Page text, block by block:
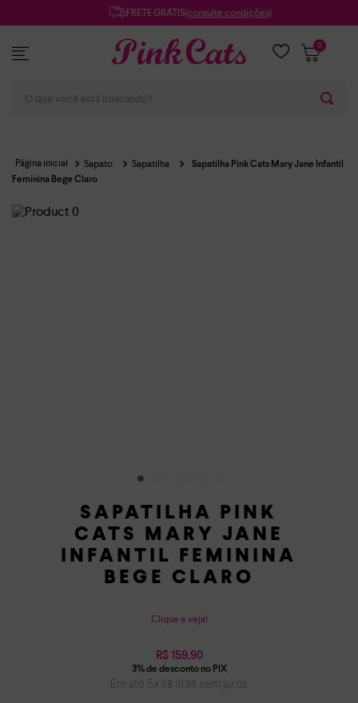
FRETE GRÁTIS(consulte condições)
0
Sapato Sapatilha
Sapatilha Pink Cats Mary Jane Infantil
Feminina Bege Claro
SAPATILHA PINK
CATS MARY JANE
INFANTIL FEMININA
BEGE CLARO
Clique e veja!
R$ 159,90
Em até 5x R$ 31 ,98 sem juros